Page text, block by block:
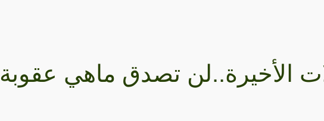
الأخيرة..لن تصدق ماهي عقوبة